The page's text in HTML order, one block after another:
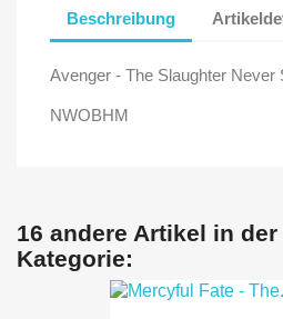
Beschreibung
Avenger - The Slaughter Never
NWOBHM
16 andere Artikel in
Kategorie: